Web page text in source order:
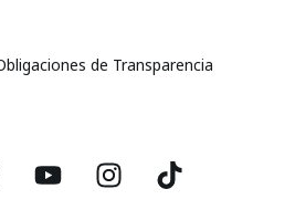
de Transparencia